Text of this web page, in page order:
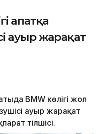
апатқа
ауыр жарақат
BMW көлігі жол
ауыр жарақат
тілшісі.